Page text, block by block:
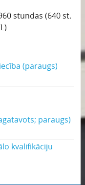
stundas (640 st.
(paraugs)
paraugs)
kvalifikāciju